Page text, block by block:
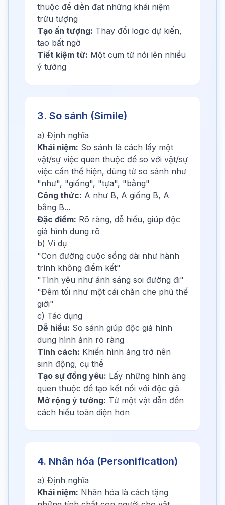
thuộc để diễn đạt những khái niệm
trừu tượng
Tạo ấn tượng: Thay đổi logic dự kiến,
tạo bất ngờ
Tiết kiệm từ: Một cụm từ nói lên nhiều
ý tưởng
3. So sánh (Simile)
a) Định nghĩa
Khái niệm: So sánh là cách lấy một
vật/sự việc quen thuộc để so với vật/sự
việc cần thể hiện, dùng từ so sánh như
"như", "giống", "tựa", "bằng"
Công thức: A như B, A giống B, A
bằng B...
Đặc điểm: Rõ ràng, dễ hiểu, giúp độc
giả hình dung rõ
b) Ví dụ
"Con đường cuộc sống dài như hành
trình không điểm kết"
"Tình yêu như ánh sáng soi đường đi"
"Đêm tối như một cái chăn che phủ thế
giới"
c) Tác dụng
Dễ hiểu: So sánh giúp độc giả hình
dung hình ảnh rõ ràng
Tính cách: Khiến hình ảng trở nên
sinh động, cụ thể
Tạo sự đồng yêu: Lấy những hình ảng
quen thuộc để tạo kết nối với độc giả
Mở rộng ý tưởng: Từ một vật dẫn đến
cách hiểu toàn diện hơn
4. Nhân hóa (Personification)
a) Định nghĩa
Khái niệm: Nhân hóa là cách tặng